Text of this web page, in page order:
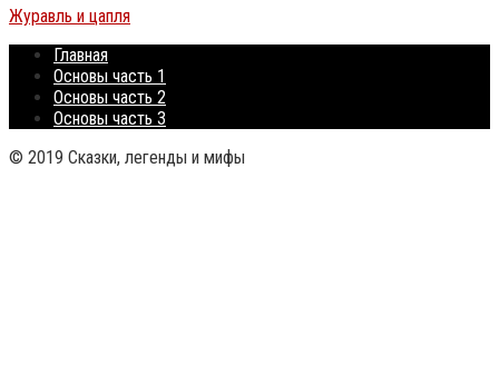
Журавль и цапля
Главная
Основы часть 1
Основы часть 2
Основы часть 3
© 2019 Сказки, легенды и мифы